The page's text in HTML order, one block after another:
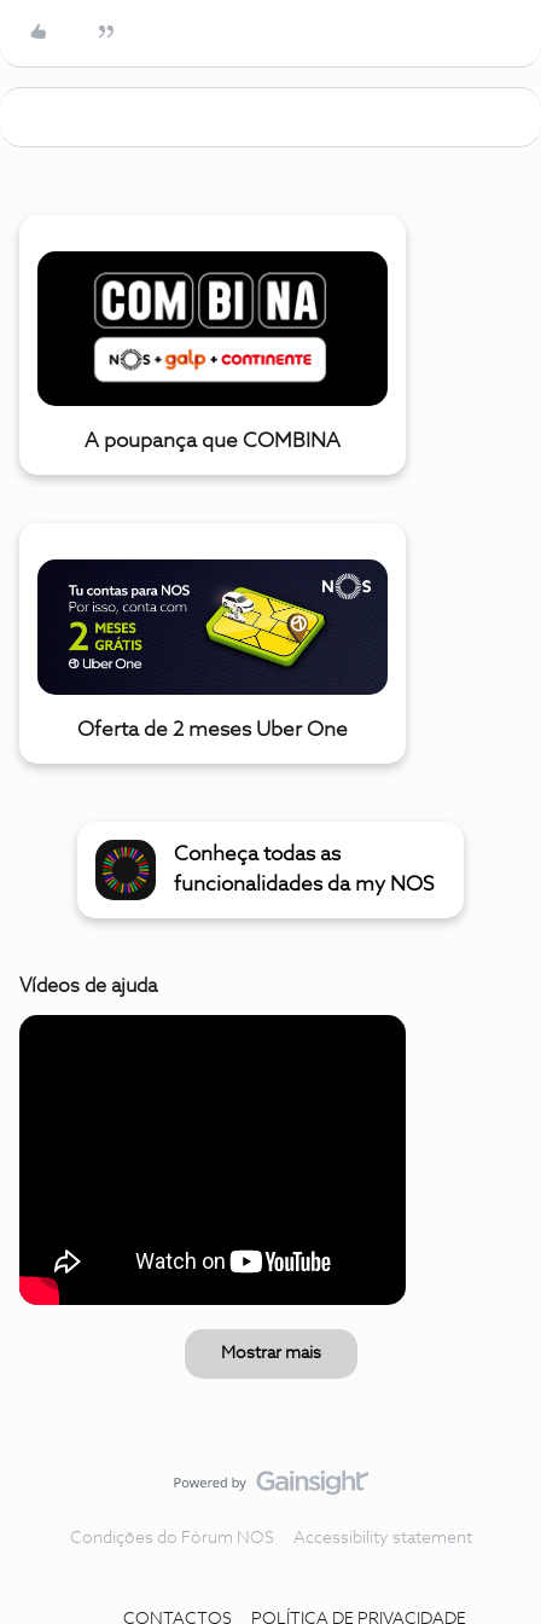
A poupança que COMBINA
Oferta de 2 meses Uber One
Conheça todas as
funcionalidades da my NOS
Vídeos de ajuda
Mostrar mais
Condições do Fórum NOS Accessibility statement
CONTACTOS POLÍTICA DE PRIVACIDADE